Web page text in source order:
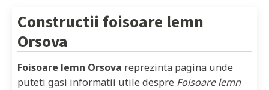
Constructii foisoare lemn
Orsova
Foisoare lemn Orsova reprezinta pagina unde
puteti gasi informatii utile despre Foisoare lemn